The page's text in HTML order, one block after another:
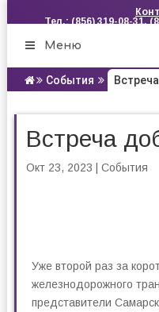
Тел.: (856) 319-08-31,
Меню
События
Встреча
Окт 23, 2023 События
Уже второй раз за
железнодорожного
представители